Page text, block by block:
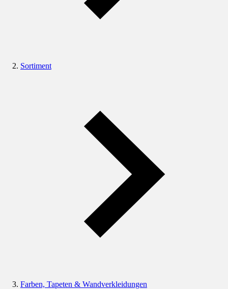
Sortiment
Farben, Tapeten & Wandverkleidungen